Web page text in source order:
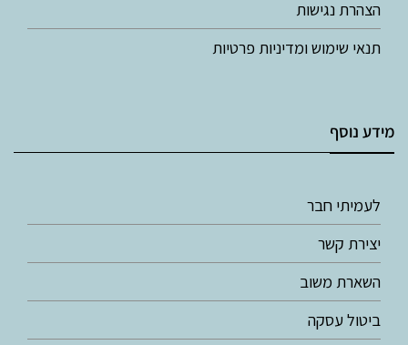
הצהרת נגישות
תנאי שימוש ומדיניות פרטיות
מידע נוסף
לעמיתי חבר
יצירת קשר
השארת משוב
ביטול עסקה